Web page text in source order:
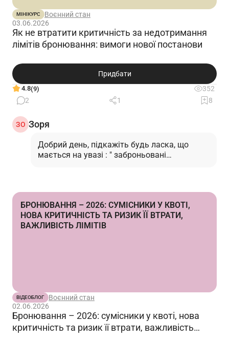
МІНІКУРС
Воєнний стан
03.06.2026
Як не втратити критичність за недотримання
лімітів бронювання: вимоги нової постанови
Придбати
4.8(9)
352
2
1 8
ЗО Зоря
Добрий день, підкажіть будь ласка, що
мається на увазі : " заброньовані
БРОНЮВАННЯ – 2026: СУМІСНИКИ У КВОТІ,
НОВА КРИТИЧНІСТЬ ТА РИЗИК ЇЇ ВТРАТИ,
ВАЖЛИВІСТЬ ЛІМІТІВ
ВІДЕОБЛОГ
Воєнний стан
02.06.2026
Бронювання – 2026: сумісники у квоті, нова
критичність та ризик її втрати, важливість